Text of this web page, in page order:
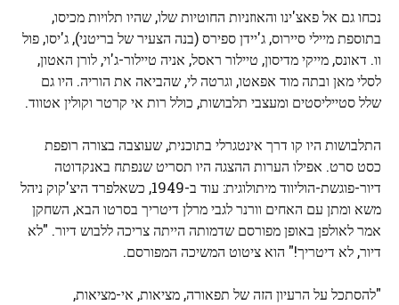
נכחו גם אל פאצ'ינו והאוזניות החוטיות שלו, שהיו תלויות מכיסו,
בתוספת מיילי סיירוס, ג'יידן ספירס (בנה הצעיר של בריטני), ג'יסו, פול
וו. דאונס, מייקי מדיסון, טיילור ראסל, אניה טיילור-ג'וי, לורן האטון,
לסלי מאן ובתה מוד אפאטו, וגרטה לי, שהביאה את הוריה. היו גם
שלל סטייליסטים ומעצבי תלבושות, כולל רות אי קרטר וקולין אטווד.
התלבושות היו קו דרך אינטגרלי בתוכנית, שעוצבה בצורה רופפת
כסט סרט. אפילו הערות ההצגה היו תסריט שנפתח באנקדוטה
דיור-פוגשת-הוליווד מיתולוגית: עוד ב-1949, כשאלפרד היצ'קוק ניהל
משא ומתן עם האחים וורנר לגבי מרלן דיטריך בסרטו הבא, השחקן
אמר לאולפן באופן מפורסם שדמותה הייתה צריכה ללבוש דיור. "לא
דיור, לא דיטריך!" הוא ציטוט המשיכה המפורסם.
"להסתכל על הרעיון הזה של תפאורה, מציאות, אי-מציאות,